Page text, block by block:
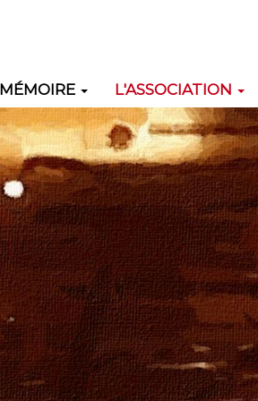
MÉMOIRE L'ASSOCIATION